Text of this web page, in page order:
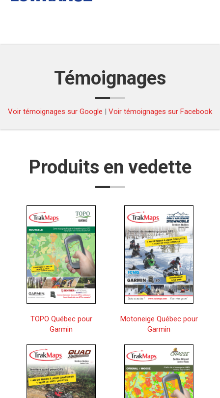
Témoignages
Voir témoignages sur Google | Voir témoignages sur Facebook
Produits en vedette
TOPO Québec pour
Garmin
Motoneige Québec pour
Garmin